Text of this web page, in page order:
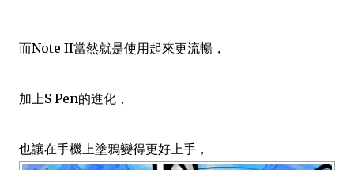
而Note II當然就是使用起來更流暢，
加上S Pen的進化，
也讓在手機上塗鴉變得更好上手，